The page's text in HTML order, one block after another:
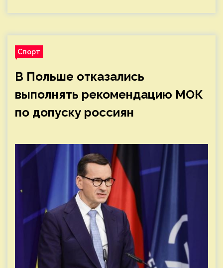
Спорт
В Польше отказались
выполнять рекомендацию МОК
по допуску россиян